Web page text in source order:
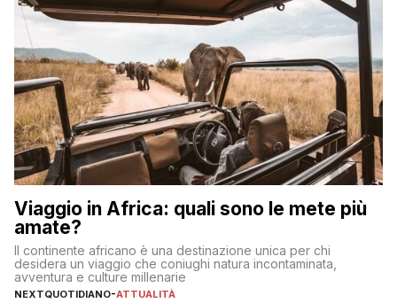
Viaggio in Africa: quali sono le mete più
amate?
Il continente africano è una destinazione unica per chi
desidera un viaggio che coniughi natura incontaminata,
avventura e culture millenarie
NEXTQUOTIDIANO-ATTUALITÀ